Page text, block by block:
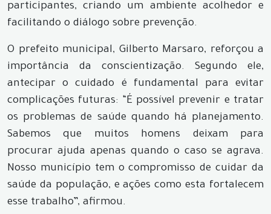
participantes, criando um ambiente acolhedor e
facilitando o diálogo sobre prevenção.
O prefeito municipal, Gilberto Marsaro, reforçou a
importância da conscientização. Segundo ele,
antecipar o cuidado é fundamental para evitar
complicações futuras: “É possível prevenir e tratar
os problemas de saúde quando há planejamento.
Sabemos que muitos homens deixam para
procurar ajuda apenas quando o caso se agrava.
Nosso município tem o compromisso de cuidar da
saúde da população, e ações como esta fortalecem
esse trabalho”, afirmou.